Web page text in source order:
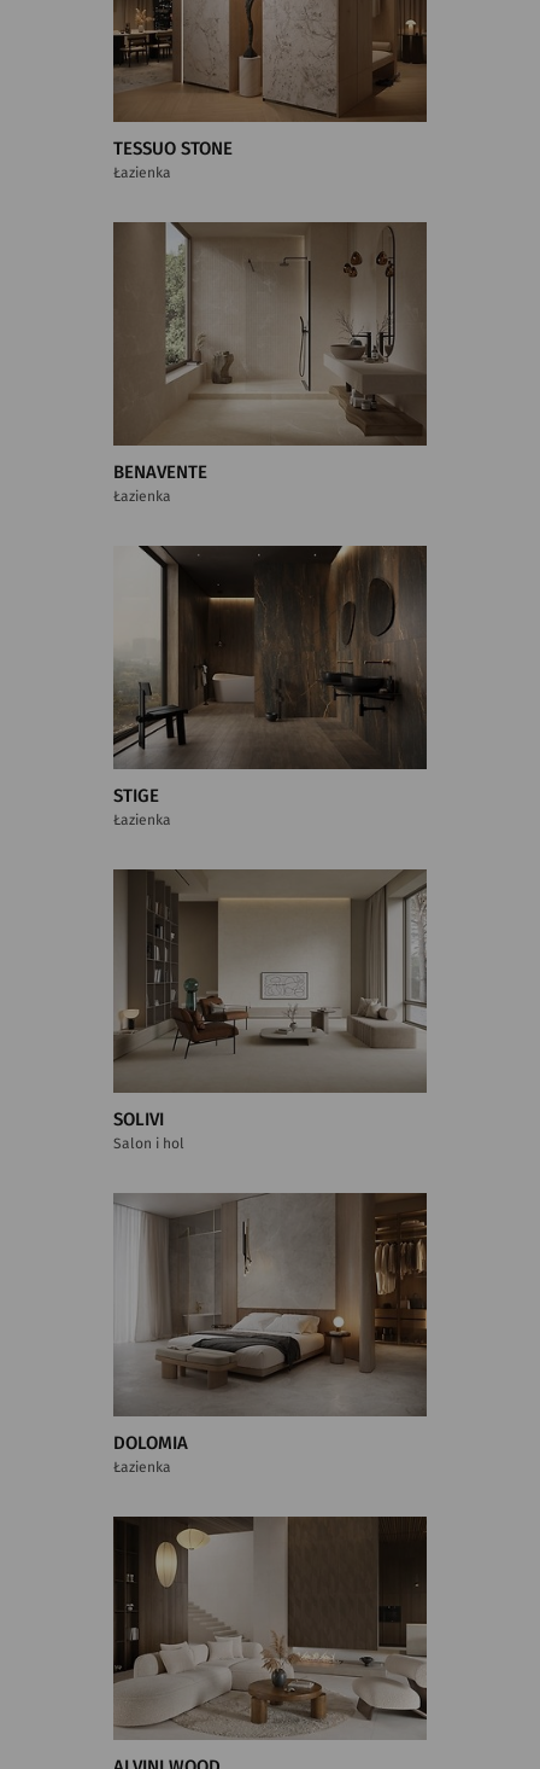
TESSUO STONE
Łazienka
BENAVENTE
Łazienka
STIGE
Łazienka
SOLIVI
Salon i hol
DOLOMIA
Łazienka